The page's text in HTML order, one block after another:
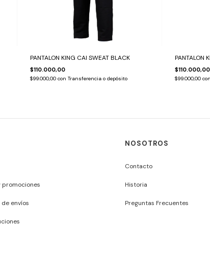
PANTALON KING CAI SWEAT BLACK
$110.000,00
$99.000,00 con Transferencia o depósito
PANTALON
$110.000,00
$99.000,00 con
promociones
envíos
NOSOTROS
Contacto
Historia
Preguntas Frecuentes